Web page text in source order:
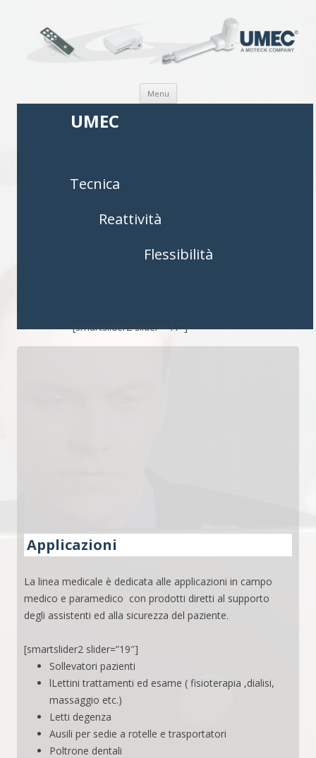
Menu Vai al contenuto
UMEC
Tecnica
Reattività
Flessibilità
[smartslider2 slider="17"]
Applicazioni
La linea medicale è dedicata alle applicazioni in campo
medico e paramedico con prodotti diretti al supporto
degli assistenti ed alla sicurezza del paziente.
[smartslider2 slider=”19″]
Sollevatori pazienti
lLettini trattamenti ed esame ( fisioterapia ,dialisi,
massaggio etc.)
Letti degenza
Ausili per sedie a rotelle e trasportatori
Poltrone dentali